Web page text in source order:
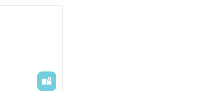
閥御曹司に
影恭司その
れた上、二